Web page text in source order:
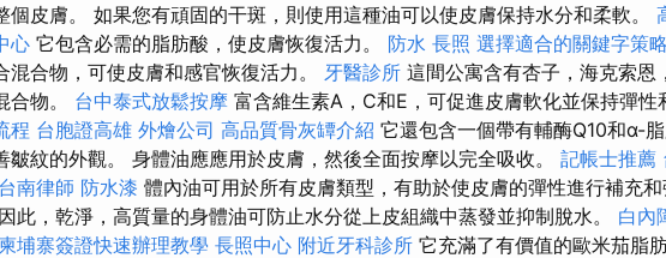
個皮膚。 如果您有頑固的干斑，則使用這種油可以使皮膚保持水分和柔軟。
心 它包含必需的脂肪酸，使皮膚恢復活力。 防水 長照 選擇適合的關鍵字策略
混合物，可使皮膚和感官恢復活力。
牙醫診所 這間公寓含有杏子，海克索恩
合物。 台中泰式放鬆按摩 富含維生素A，C和E，可促進皮膚軟化並保持彈性
程 台胞證高雄 外燴公司 高品質骨灰罈介紹 它還包含一個帶有輔酶Q10和α-
皺紋的外觀。 身體油應應用於皮膚，然後全面按摩以完全吸收。 記帳士推薦
台南律師 防水漆 體內油可用於所有皮膚類型，有助於使皮膚的彈性進行補充和
因此，乾淨，高質量的身體油可防止水分從上皮組織中蒸發並抑制脫水。 白內
柬埔寨簽證快速辦理教學 長照中心 附近牙科診所 它充滿了有價值的歐米茄脂